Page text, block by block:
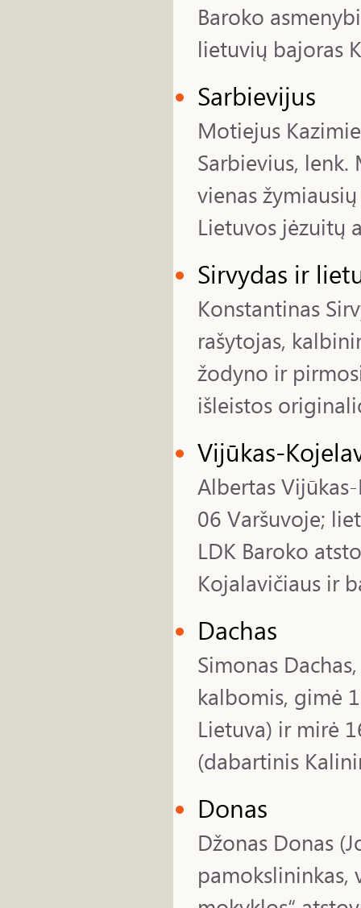
Baroko
lietuvių bajoras
Sarbievijus
Motiejus
Sarbievius, lenk.
vienas
Lietuvos jėzuitų
Sirvydas ir
Konstantinas
rašytojas,
žodyno ir
išleistos
Vijūkas-
Albertas
06 Varšuvoje;
LDK Baroko
Kojalavičiaus ir
Dachas
Simonas
kalbomis, gimė
Lietuva) ir mirė
(dabartinis
Donas
Džonas Donas
pamokslininkas,